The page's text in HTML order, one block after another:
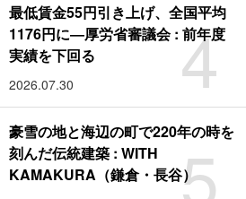
4
最低賃金55円引き上げ、全国平均
1176円に―厚労省審議会 : 前年度
実績を下回る
2026.07.30
5
豪雪の地と海辺の町で220年の時を
刻んだ伝統建築 : WITH
KAMAKURA（鎌倉・長谷）